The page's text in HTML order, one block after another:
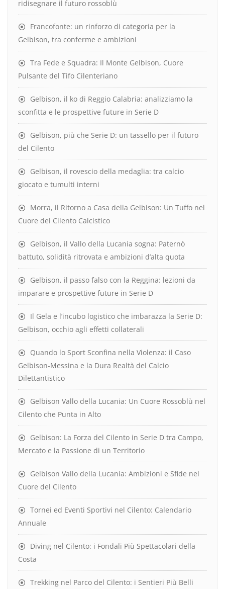
ridisegnare il futuro rossoblù
Francofonte: un rinforzo di categoria per la
Gelbison, tra conferme e ambizioni
Tra Fede e Squadra: Il Monte Gelbison, Cuore
Pulsante del Tifo Cilenteriano
Gelbison, il ko di Reggio Calabria: analizziamo la
sconfitta e le prospettive future in Serie D
Gelbison, più che Serie D: un tassello per il futuro
del Cilento
Gelbison, il rovescio della medaglia: tra calcio
giocato e tumulti interni
Morra, il Ritorno a Casa della Gelbison: Un Tuffo nel
Cuore del Cilento Calcistico
Gelbison, il Vallo della Lucania sogna: Paternò
battuto, solidità ritrovata e ambizioni d’alta quota
Gelbison, il passo falso con la Reggina: lezioni da
imparare e prospettive future in Serie D
Il Gela e l’incubo logistico che imbarazza la Serie D:
Gelbison, occhio agli effetti collaterali
Quando lo Sport Sconfina nella Violenza: il Caso
Gelbison-Messina e la Dura Realtà del Calcio
Dilettantistico
Gelbison Vallo della Lucania: Un Cuore Rossoblù nel
Cilento che Punta in Alto
Gelbison: La Forza del Cilento in Serie D tra Campo,
Mercato e la Passione di un Territorio
Gelbison Vallo della Lucania: Ambizioni e Sfide nel
Cuore del Cilento
Tornei ed Eventi Sportivi nel Cilento: Calendario
Annuale
Diving nel Cilento: i Fondali Più Spettacolari della
Costa
Trekking nel Parco del Cilento: i Sentieri Più Belli